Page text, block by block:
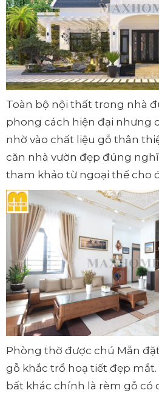
Toàn bộ nội thất trong nhà
phong cách hiện đại nhưng
nhờ vào chất liệu gỗ thân
căn nhà vườn đẹp đúng
tham khảo từ ngoại thế cho
Phòng thờ được chú Mẫn
gỗ khắc trổ hoạ tiết đẹp
bất khác chính là rèm gỗ có